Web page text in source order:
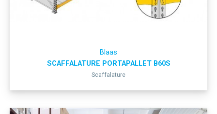
Blaas
SCAFFALATURE PORTAPALLET B60S
Scaffalature